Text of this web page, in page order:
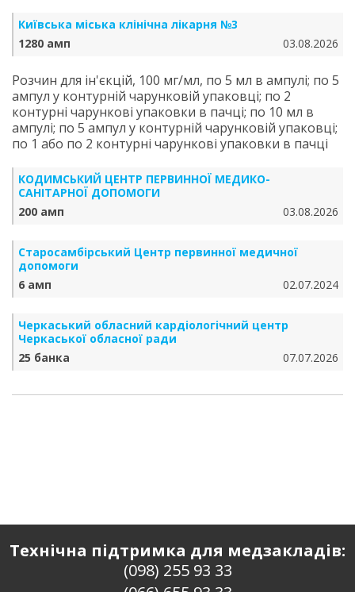
Київська міська клінічна лікарня №3
1280 амп
03.08.2026
Розчин для ін'єкцій, 100 мг/мл, по 5 мл в ампулі; по 5
ампул у контурній чарунковій упаковці; по 2
контурні чарункові упаковки в пачці; по 10 мл в
ампулі; по 5 ампул у контурній чарунковій упаковці;
по 1 або по 2 контурні чарункові упаковки в пачці
КОДИМСЬКИЙ ЦЕНТР ПЕРВИННОЇ МЕДИКО-
САНІТАРНОЇ ДОПОМОГИ
200 амп
03.08.2026
Старосамбірський Центр первинної медичної
допомоги
6 амп
02.07.2024
Черкаський обласний кардіологічний центр
Черкаської обласної ради
25 банка
07.07.2026
Технічна підтримка для медзакладів:
(098) 255 93 33